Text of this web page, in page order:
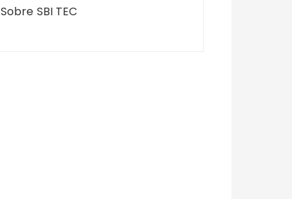
Sobre SBI TEC